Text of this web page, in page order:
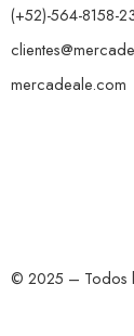
(+52)-564-8158-
mercadeale.com
© 2025 – Todos